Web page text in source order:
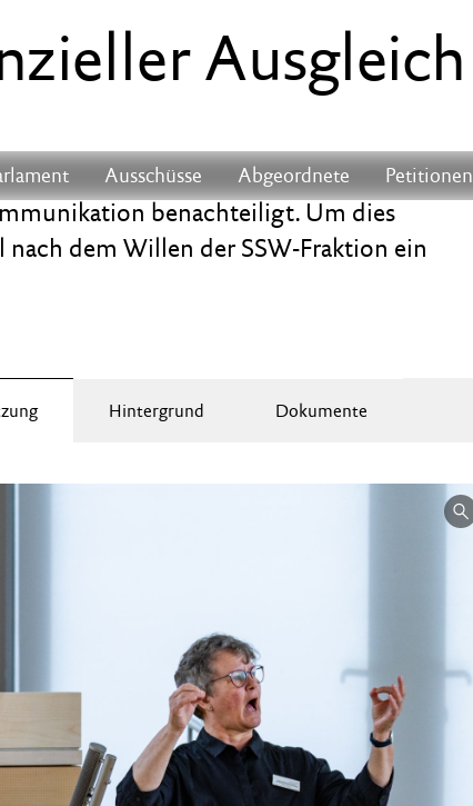
Ausschüsse Abgeordnete Petitionen
Ausgleich
benachteiligt. Um dies
dem Willen der SSW-Fraktion ein
Hintergrund Dokumente